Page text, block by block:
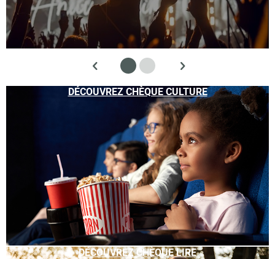
DÉCOUVREZ CHÈQUE CULTURE
DÉCOUVREZ CHÈQUE LIRE